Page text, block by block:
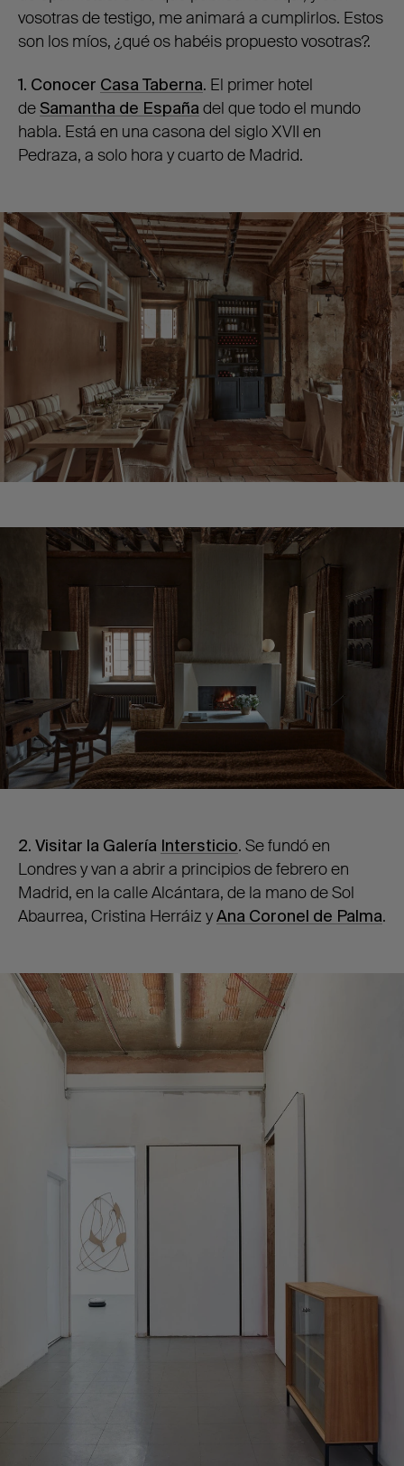
vosotras de testigo, me animará a cumplirlos. Estos
son los míos, ¿qué os habéis propuesto vosotras?.
1. Conocer Casa Taberna. El primer hotel
deSamantha de España del que todo el mundo
habla. Está en una casona del siglo XVII en
Pedraza, a solo hora y cuarto de Madrid.
2. Visitar la Galería Intersticio. Se fundó en
Londres y van a abrir a principios de febrero en
Madrid, en la calle Alcántara, de la mano de Sol
Abaurrea, Cristina Herráiz yAna Coronel de Palma.